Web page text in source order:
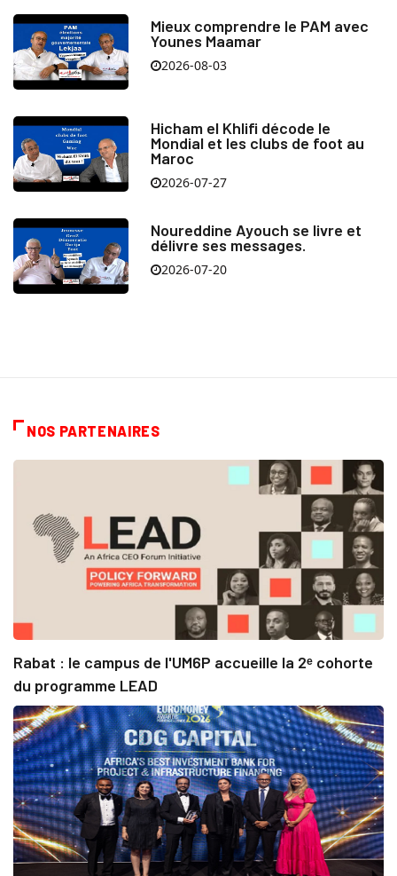
Mieux comprendre le PAM avec
Younes Maamar
2026-08-03
Hicham el Khlifi décode le
Mondial et les clubs de foot au
Maroc
2026-07-27
Noureddine Ayouch se livre et
délivre ses messages.
2026-07-20
NOS PARTENAIRES
Rabat : le campus de l'UM6P accueille la 2ᵉ cohorte
du programme LEAD